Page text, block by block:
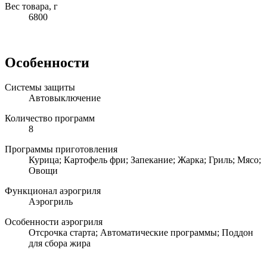
Вес товара, г
6800
Особенности
Системы защиты
Автовыключение
Количество программ
8
Программы приготовления
Курица; Картофель фри; Запекание; Жарка; Гриль; Мясо;
Овощи
Функционал аэрогриля
Аэрогриль
Особенности аэрогриля
Отсрочка старта; Автоматические программы; Поддон
для сбора жира